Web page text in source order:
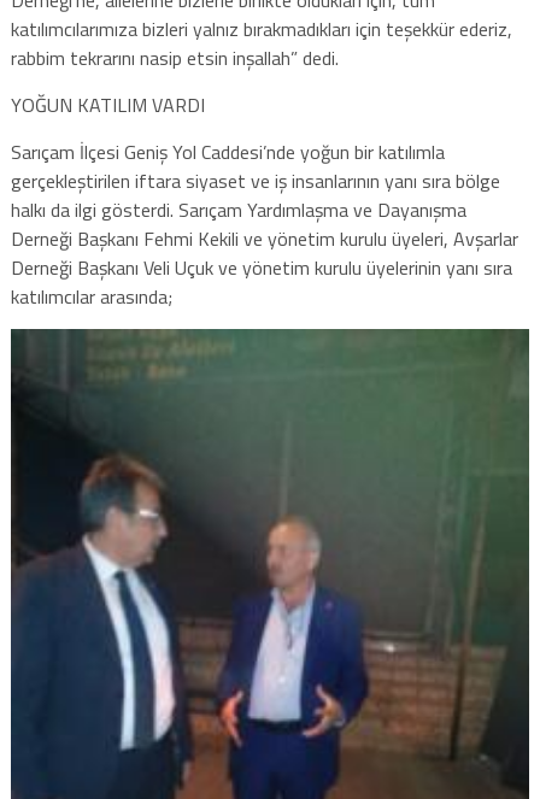
katılımcılarımıza bizleri yalnız bırakmadıkları için teşekkür ederiz,
rabbim tekrarını nasip etsin inşallah” dedi.
YOĞUN KATILIM VARDI
Sarıçam İlçesi Geniş Yol Caddesi’nde yoğun bir katılımla
gerçekleştirilen iftara siyaset ve iş insanlarının yanı sıra bölge
halkı da ilgi gösterdi. Sarıçam Yardımlaşma ve Dayanışma
Derneği Başkanı Fehmi Kekili ve yönetim kurulu üyeleri, Avşarlar
Derneği Başkanı Veli Uçuk ve yönetim kurulu üyelerinin yanı sıra
katılımcılar arasında;